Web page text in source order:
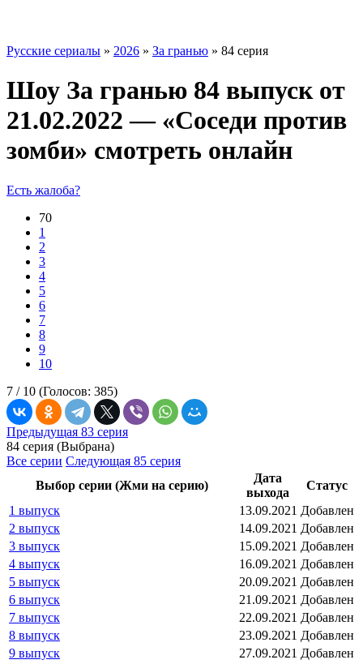
Русские сериалы » 2026 » За гранью » 84 серия
Шоу За гранью 84 выпуск от
21.02.2022 — «Соседи против
зомби» смотреть онлайн
Есть жалоба?
70
1
2
3
4
5
6
7
8
9
10
7 / 10 (Голосов: 385)
Предыдущая 83 серия
84 серия (Выбрана)
Все серии Следующая 85 серия
Выбор серии (Жми на серию)
Дата
выхода
Статус
1 выпуск
13.09.2021 Добавлен
2 выпуск
14.09.2021 Добавлен
3 выпуск
15.09.2021 Добавлен
4 выпуск
16.09.2021 Добавлен
5 выпуск
20.09.2021 Добавлен
6 выпуск
21.09.2021 Добавлен
7 выпуск
22.09.2021 Добавлен
8 выпуск
23.09.2021 Добавлен
9 выпуск
27.09.2021 Добавлен